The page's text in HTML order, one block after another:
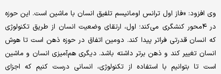
وی افزود: «فاز اول ترانس اومانیسم تلفیق انسان با ماشین است. این حوزه
در ۴محور کنشگری می‌کند؛ اول، ارتقای وضعیت انسان از طریق تکنولوژی
که انسان قدرتی فراتر پیدا کند. دومین اتفاق در حوزه ذهن است تا هوش
انسان تغییر کند و ذهن برتر داشته باشد. دیگری هم‌آمیزی انسان و ماشین
است تا بتوانیم با استفاده از تکنولوژی، انسانی درست کنیم که اجزای